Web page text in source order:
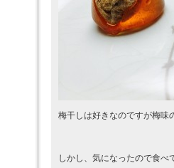
梅干しは好きなのですが梅味
しかし、気になったので食べ